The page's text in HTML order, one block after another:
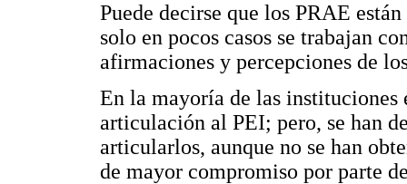
Puede decirse que los PRAE
solo en pocos casos se trabajan
afirmaciones y percepciones de
En la mayoría de las instituciones
articulación al PEI; pero, se han
articularlos, aunque no se han
de mayor compromiso por parte